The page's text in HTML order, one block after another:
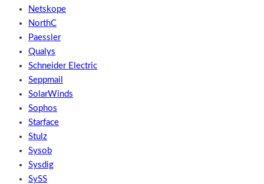
Netskope
NorthC
Paessler
Qualys
Schneider Electric
Seppmail
SolarWinds
Sophos
Starface
Stulz
Sysob
Sysdig
SySS